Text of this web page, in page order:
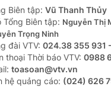
Biên tập: Vũ Thanh Thủy
Tổng Biên tập: Nguyễn Thị
Trọng Ninh
đài VTV: 024.38 355 931
thoại Thời báo VTV: 0988
toasoan@vtv.vn
hệ quảng cáo: (024) 626